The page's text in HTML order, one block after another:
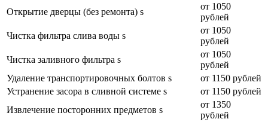
Открытие дверцы (без ремонта) s
от 1050
рублей
Чистка фильтра слива воды s
от 1050
рублей
Чистка заливного фильтра s
от 1050
рублей
Удаление транспортировочных болтов s
от 1150 рублей
Устранение засора в сливной системе s
от 1150 рублей
Извлечение посторонних предметов s
от 1350
рублей